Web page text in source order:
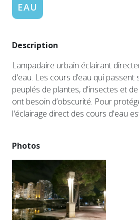
EAU
Description
Lampadaire urbain éclairant
d'eau. Les cours d’eau qui
peuplés de plantes, d'insectes et
ont besoin d’obscurité. Pour
l'éclairage direct des cours d'eau
Photos